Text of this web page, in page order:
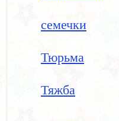
семечки
Тюрьма
Тяжба